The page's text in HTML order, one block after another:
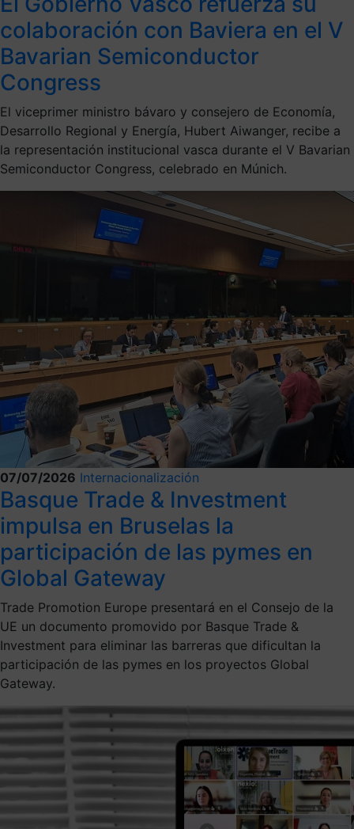
colaboración con Baviera en el V
Bavarian Semiconductor
Congress
El viceprimer ministro bávaro y consejero de Economía,
Desarrollo Regional y Energía, Hubert Aiwanger, recibe a
la representación institucional vasca durante el V Bavarian
Semiconductor Congress, celebrado en Múnich.
07/07/2026 Internacionalización
Basque Trade & Investment
impulsa en Bruselas la
participación de las pymes en
Global Gateway
Trade Promotion Europe presentará en el Consejo de la
UE un documento promovido por Basque Trade &
Investment para eliminar las barreras que dificultan la
participación de las pymes en los proyectos Global
Gateway.